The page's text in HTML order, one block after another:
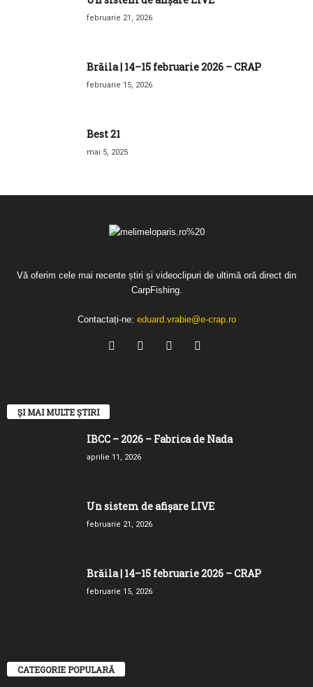
februarie 21, 2026
Brăila | 14–15 februarie 2026 – CRAP
februarie 15, 2026
Best 21
mai 5, 2025
Vă oferim cele mai recente știri și videoclipuri de ultimă oră direct din
CarpFishing.
Contactați-ne: eduard.vrabie@e-crap.ro
ȘI MAI MULTE ȘTIRI
IBCC – 2026 – Fabrica de Nada
aprilie 11, 2026
Un sistem de afișare LIVE
februarie 21, 2026
Brăila | 14–15 februarie 2026 – CRAP
februarie 15, 2026
CATEGORIE POPULARĂ